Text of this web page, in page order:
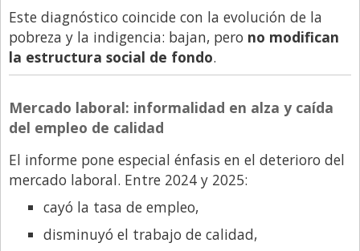
Este diagnóstico coincide con la evolución de la
pobreza y la indigencia: bajan, pero no modifican
la estructura social de fondo.
Mercado laboral: informalidad en alza y caída
del empleo de calidad
El informe pone especial énfasis en el deterioro del
mercado laboral. Entre 2024 y 2025:
cayó la tasa de empleo,
disminuyó el trabajo de calidad,